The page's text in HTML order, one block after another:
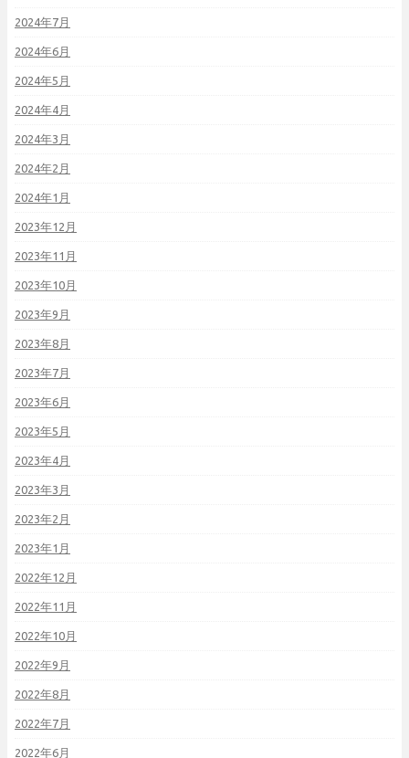
2024年7月
2024年6月
2024年5月
2024年4月
2024年3月
2024年2月
2024年1月
2023年12月
2023年11月
2023年10月
2023年9月
2023年8月
2023年7月
2023年6月
2023年5月
2023年4月
2023年3月
2023年2月
2023年1月
2022年12月
2022年11月
2022年10月
2022年9月
2022年8月
2022年7月
2022年6月